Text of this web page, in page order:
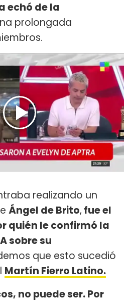
echó de la
prolongada
realizando un
Ángel de Brito, fue el
quién le confirmó la
sobre su
que esto sucedió
Martín Fierro Latino.
no puede ser. Por